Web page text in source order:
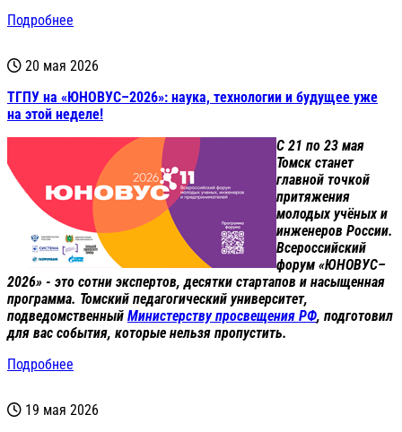
Подробнее
20 мая 2026
ТГПУ на «ЮНОВУС–2026»: наука, технологии и будущее уже
на этой неделе!
С 21 по 23 мая
Томск станет
главной точкой
притяжения
молодых учёных и
инженеров России.
Всероссийский
форум «ЮНОВУС–
2026» - это сотни экспертов, десятки стартапов и насыщенная
программа. Томский педагогический университет,
подведомственный Министерству просвещения РФ, подготовил
для вас события, которые нельзя пропустить.
Подробнее
19 мая 2026